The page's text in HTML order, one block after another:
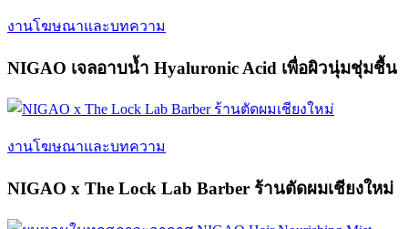
งานโฆษณาและบทความ
NIGAO เจลอาบน้ำ Hyaluronic Acid เพื่อผิวนุ่มชุ่มชื้น
งานโฆษณาและบทความ
NIGAO x The Lock Lab Barber ร้านตัดผมเชียงใหม่